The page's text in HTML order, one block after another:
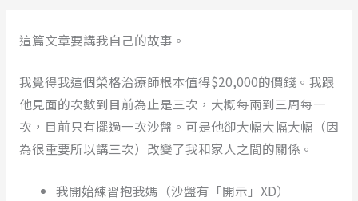
這篇文章要講我自己的故事。
我覺得我這個榮格治療師根本值得$20,000的價錢。我跟
他見面的次數到目前為止是三次，大概每兩到三周每一
次，目前只有擺過一次沙盤。可是他卻大幅大幅大幅（因
為很重要所以講三次）改變了我和家人之間的關係。
我開始練習抱我媽（沙盤有「開示」XD）